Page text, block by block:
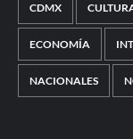
CDMX
ECONOMÍA
NACIONALES